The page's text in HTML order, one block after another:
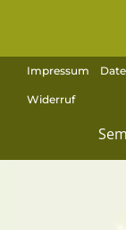
Impressum
Widerruf